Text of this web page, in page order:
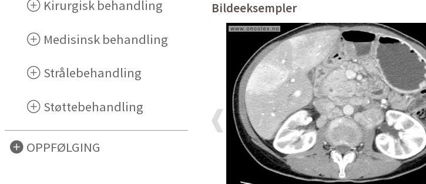
Kirurgisk behandling
Medisinsk behandling
Strålebehandling
Støttebehandling
OPPFØLGING
Bildeeksempler